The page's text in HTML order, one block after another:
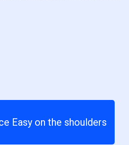
Easy on the shoulders